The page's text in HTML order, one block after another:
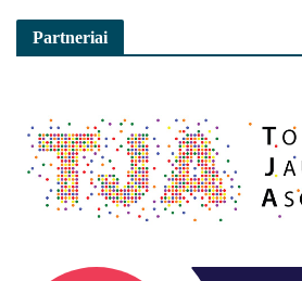
Partneriai